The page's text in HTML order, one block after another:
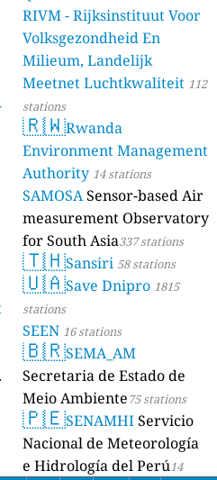
RIVM - Rijksinstituut Voor
Volksgezondheid En
Milieum, Landelijk
Meetnet Luchtkwaliteit 112
stations
🇷🇼Rwanda
Environment Management
Authority 14 stations
SAMOSASensor-based Air
measurement Observatory
for South Asia337 stations
🇹🇭Sansiri 58 stations
🇺🇦Save Dnipro 1815
stations
SEEN 16 stations
🇧🇷SEMA_AM
Secretaria de Estado de
Meio Ambiente75 stations
🇵🇪SENAMHIServicio
Nacional de Meteorología
e Hidrología del Perú14